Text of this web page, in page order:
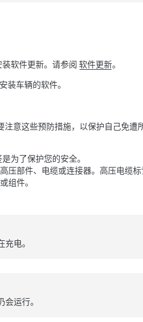
软件更新。请参阅 软件更新。
装车辆的软件。
意这些预防措施，以保护自己免遭
为了保护您的安全。
部件、电缆或连接器。高压电缆标
组件。
电。
会运行。